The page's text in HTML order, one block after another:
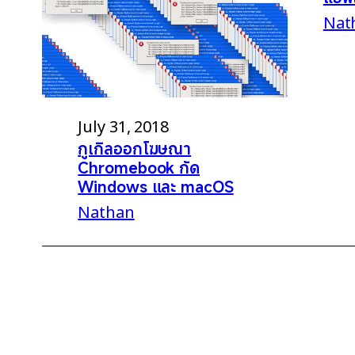
July 31, 2018
กูเกิลออกโฆษณา
Chromebook กัด
Windows และ macOS
Nathan